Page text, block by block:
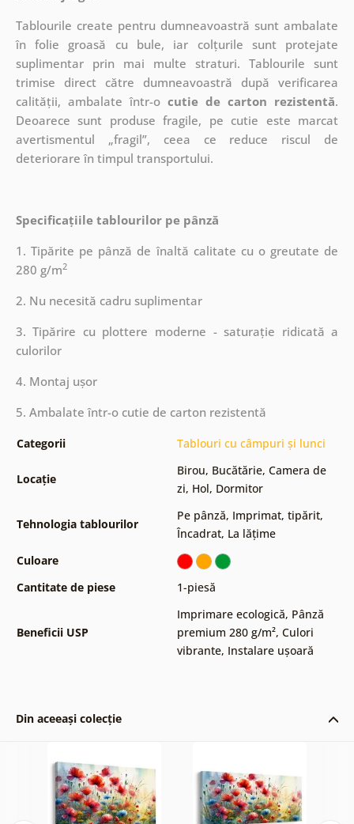
Tablourile create pentru dumneavoastră sunt ambalate
în folie groasă cu bule, iar colțurile sunt protejate
suplimentar prin mai multe straturi.Tablourile sunt
trimise direct către dumneavoastră după verificarea
calității, ambalate într-o cutie de carton rezistentă.
Deoarece sunt produse fragile, pe cutie este marcat
avertismentul „fragil”, ceea ce reduce riscul de
deteriorare în timpul transportului.
Specificațiile tablourilor pe pânză
1. Tipărite pe pânză de înaltă calitate cu o greutate de
280 g/m2
2. Nu necesită cadru suplimentar
3. Tipărire cu plottere moderne - saturație ridicată a
culorilor
4. Montaj ușor
5. Ambalate într-o cutie de carton rezistentă
Categorii Tablouri cu câmpuri și lunci
Locație
Birou, Bucătărie, Camera de
zi, Hol, Dormitor
Tehnologia tablourilor
Pe pânză, Imprimat, tipărit,
Încadrat, La lățime
Culoare
Cantitate de piese
1-piesă
Beneficii USP
Imprimare ecologică, Pânză
premium 280 g/m², Culori
vibrante, Instalare ușoară
Din aceeași colecție